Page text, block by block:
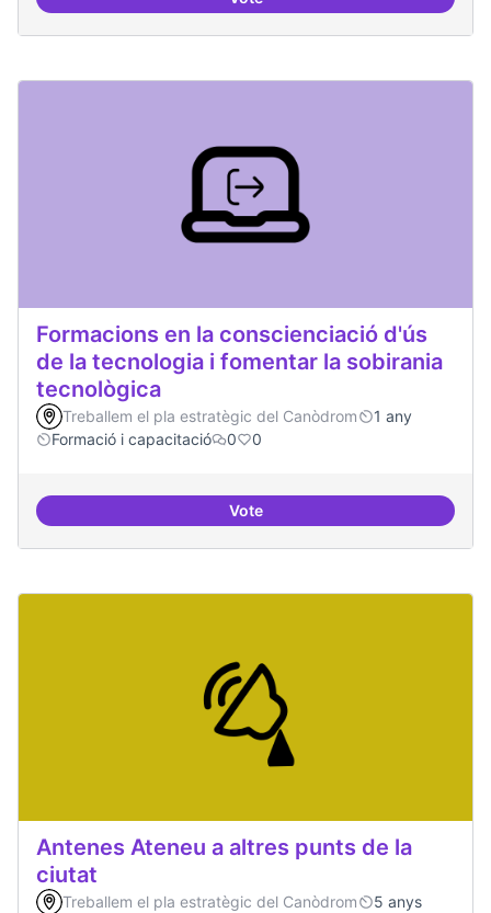
Implementacions de solucions
Formacions en la conscienciació d'ús
de la tecnologia i fomentar la sobirania
tecnològica
Treballem el pla estratègic del Canòdrom
1 any
Formació i capacitació
0 0
VoteFormacions en la
Antenes Ateneu a altres punts de la
ciutat
Treballem el pla estratègic del Canòdrom
5 anys